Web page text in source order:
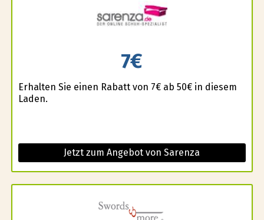
7€
Erhalten Sie einen Rabatt von 7€ ab 50€ in diesem
Laden.
Jetzt zum Angebot von Sarenza